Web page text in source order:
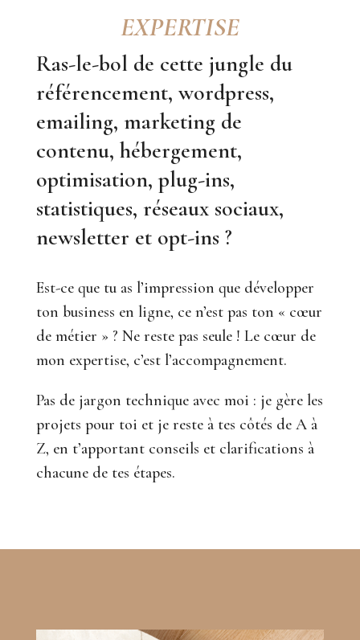
EXPERTISE
Ras-le-bol de cette jungle du
référencement, wordpress,
emailing, marketing de
contenu, hébergement,
optimisation, plug-ins,
statistiques, réseaux sociaux,
newsletter et opt-ins ?
Est-ce que tu as l’impression que développer
ton business en ligne, ce n’est pas ton « cœur
de métier » ? Ne reste pas seule ! Le cœur de
mon expertise, c’est l’accompagnement.
Pas de jargon technique avec moi : je gère les
projets pour toi et je reste à tes côtés de A à
Z, en t’apportant conseils et clarifications à
chacune de tes étapes.